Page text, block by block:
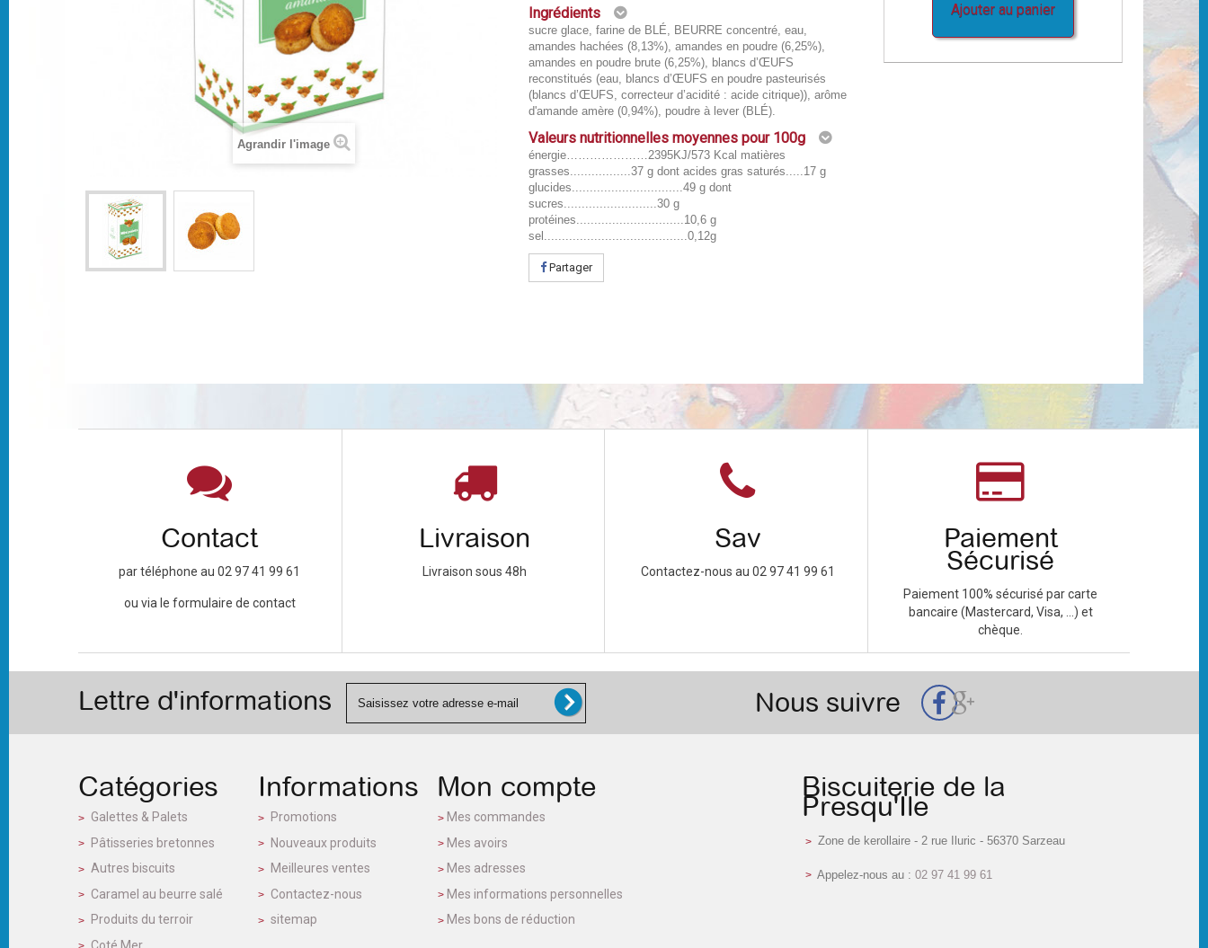
Agrandir l'image
Ingrédients
sucre glace, farine de BLÉ, BEURRE concentré, eau,
amandes hachées (8,13%), amandes en poudre (6,25%),
amandes en poudre brute (6,25%), blancs d’ŒUFS
reconstitués (eau, blancs d’ŒUFS en poudre pasteurisés
(blancs d’ŒUFS, correcteur d’acidité : acide citrique)), arôme
d'amande amère (0,94%), poudre à lever (BLÉ).
Valeurs nutritionnelles moyennes pour 100g
énergie…………………2395KJ/573 Kcal matières
grasses.................37 g dont acides gras saturés.....17 g
glucides...............................49 g dont
sucres..........................30 g
protéines..............................10,6 g
sel........................................0,12g
Partager
Ajouter au panier
Contact
par téléphone au 02 97 41 99 61
ou via le formulaire de contact
Livraison
Livraison sous 48h
Sav
Contactez-nous au 02 97 41 99 61
Paiement
Sécurisé
Paiement 100% sécurisé par carte
bancaire (Mastercard, Visa, ...) et
chèque.
Lettre d'informations Nous suivre
Catégories
Galettes & Palets
Pâtisseries bretonnes
Autres biscuits
Caramel au beurre salé
Produits du terroir
Informations
Promotions
Nouveaux produits
Meilleures ventes
Contactez-nous
sitemap
Mon compte
Mes commandes
Mes avoirs
Mes adresses
Mes informations personnelles
Mes bons de réduction
Biscuiterie de la
Presqu'Ile
Zone de kerollaire - 2 rue Iluric - 56370 Sarzeau
Appelez-nous au : 02 97 41 99 61